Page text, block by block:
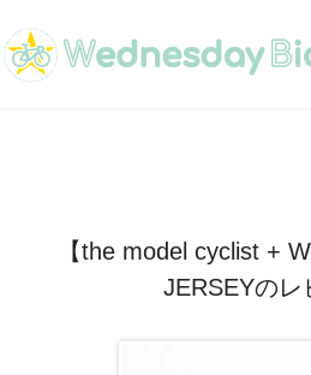
【the model cyclist +
JERSEYのレ